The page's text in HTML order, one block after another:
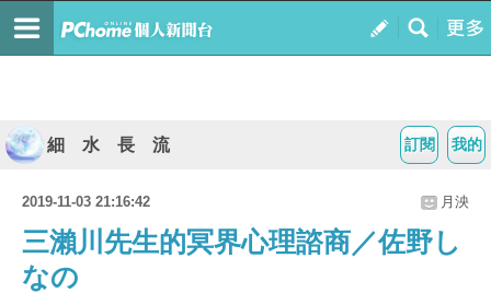
我的
訂閱
細 水 長 流
2019-11-03 21:16:42 月泱
三瀨川先生的冥界心理諮商／佐野し
なの